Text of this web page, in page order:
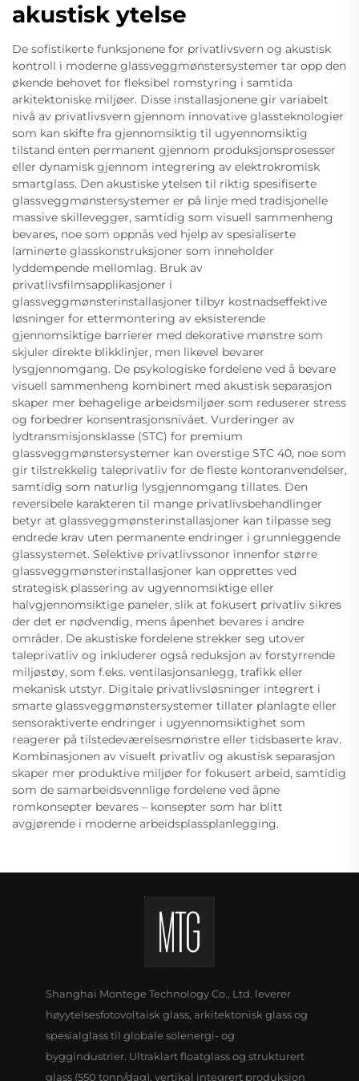
akustisk ytelse
De sofistikerte funksjonene for privatlivsvern og akustisk
kontroll i moderne glassveggmønstersystemer tar opp den
økende behovet for fleksibel romstyring i samtida
arkitektoniske miljøer. Disse installasjonene gir variabelt
nivå av privatlivsvern gjennom innovative glassteknologier
som kan skifte fra gjennomsiktig til ugyennomsiktig
tilstand enten permanent gjennom produksjonsprosesser
eller dynamisk gjennom integrering av elektrokromisk
smartglass. Den akustiske ytelsen til riktig spesifiserte
glassveggmønstersystemer er på linje med tradisjonelle
massive skillevegger, samtidig som visuell sammenheng
bevares, noe som oppnås ved hjelp av spesialiserte
laminerte glasskonstruksjoner som inneholder
lyddempende mellomlag. Bruk av
privatlivsfilmsapplikasjoner i
glassveggmønsterinstallasjoner tilbyr kostnadseffektive
løsninger for ettermontering av eksisterende
gjennomsiktige barrierer med dekorative mønstre som
skjuler direkte blikklinjer, men likevel bevarer
lysgjennomgang. De psykologiske fordelene ved å bevare
visuell sammenheng kombinert med akustisk separasjon
skaper mer behagelige arbeidsmiljøer som reduserer stress
og forbedrer konsentrasjonsnivået. Vurderinger av
lydtransmisjonsklasse (STC) for premium
glassveggmønstersystemer kan overstige STC 40, noe som
gir tilstrekkelig taleprivatliv for de fleste kontoranvendelser,
samtidig som naturlig lysgjennomgang tillates. Den
reversibele karakteren til mange privatlivsbehandlinger
betyr at glassveggmønsterinstallasjoner kan tilpasse seg
endrede krav uten permanente endringer i grunnleggende
glassystemet. Selektive privatlivssonor innenfor større
glassveggmønsterinstallasjoner kan opprettes ved
strategisk plassering av ugyennomsiktige eller
halvgjennomsiktige paneler, slik at fokusert privatliv sikres
der det er nødvendig, mens åpenhet bevares i andre
områder. De akustiske fordelene strekker seg utover
taleprivatliv og inkluderer også reduksjon av forstyrrende
miljøstøy, som f.eks. ventilasjonsanlegg, trafikk eller
mekanisk utstyr. Digitale privatlivsløsninger integrert i
smarte glassveggmønstersystemer tillater planlagte eller
sensoraktiverte endringer i ugyennomsiktighet som
reagerer på tilstedeværelsesmønstre eller tidsbaserte krav.
Kombinasjonen av visuelt privatliv og akustisk separasjon
skaper mer produktive miljøer for fokusert arbeid, samtidig
som de samarbeidsvennlige fordelene ved åpne
romkonsepter bevares – konsepter som har blitt
avgjørende i moderne arbeidsplassplanlegging.
Shanghai Montege Technology Co., Ltd. leverer
høyytelsesfotovoltaisk glass, arkitektonisk glass og
spesialglass til globale solenergi- og
byggindustrier. Ultraklart floatglass og strukturert
glass (550 tonn/dag), vertikal integrert produksjon